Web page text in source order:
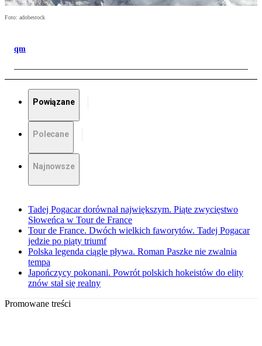
Foto: adobestock
qm
Powiązane
Polecane
Najnowsze
Tadej Pogacar dorównał największym. Piąte zwycięstwo
Słoweńca w Tour de France
Tour de France. Dwóch wielkich faworytów. Tadej Pogacar
jedzie po piąty triumf
Polska legenda ciągle pływa. Roman Paszke nie zwalnia
tempa
Japończycy pokonani. Powrót polskich hokeistów do elity
znów stał się realny
Promowane treści